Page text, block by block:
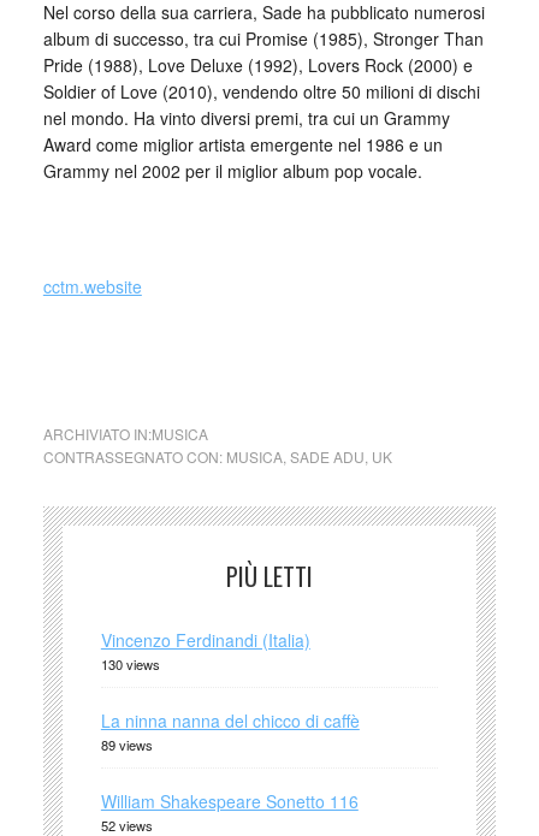
Nel corso della sua carriera, Sade ha pubblicato numerosi
album di successo, tra cui Promise (1985), Stronger Than
Pride (1988), Love Deluxe (1992), Lovers Rock (2000) e
Soldier of Love (2010), vendendo oltre 50 milioni di dischi
nel mondo. Ha vinto diversi premi, tra cui un Grammy
Award come miglior artista emergente nel 1986 e un
Grammy nel 2002 per il miglior album pop vocale.
cctm.website
ARCHIVIATO IN:MUSICA
CONTRASSEGNATO CON: MUSICA, SADE ADU UK
PIÙ LETTI
Vincenzo Ferdinandi (Italia)
130 views
La ninna nanna del chicco di caffè
89 views
William Shakespeare Sonetto 116
52 views